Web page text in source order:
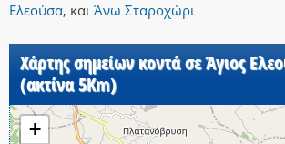
Ελεούσα, και Άνω Σταροχώρι
Χάρτης σημείων κοντά σε Άγιος
(ακτίνα 5Km)
+